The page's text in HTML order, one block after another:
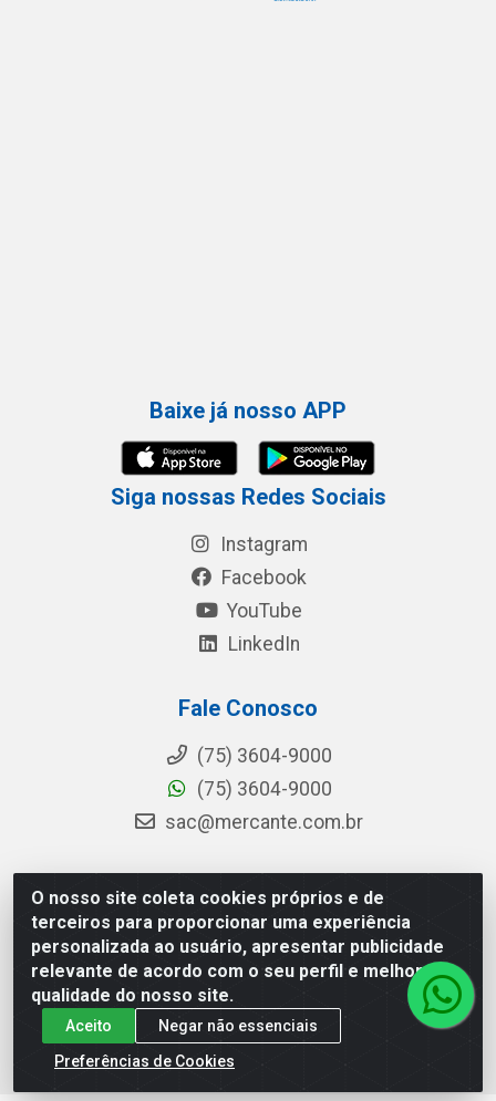
O nosso site coleta cookies próprios e de
terceiros para proporcionar uma experiência
personalizada ao usuário, apresentar publicidade
relevante de acordo com o seu perfil e melhorar a
qualidade do nosso site.
Aceito
Negar não essenciais
Preferências de Cookies
Baixe já nosso APP
Siga nossas Redes Sociais
Instagram
Facebook
YouTube
LinkedIn
Fale Conosco
(75) 3604-9000
(75) 3604-9000
sac@mercante.com.br
Mercante Distribuidora - Rua Mercante, 699 - Aviário,
Feira de Santana/BA - CEP 44.096-218 - CNPJ
96.755.848/0001-08